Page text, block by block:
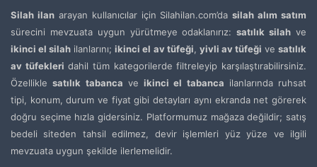
Silah ilanarayan kullanıcılar için Silahilan.com’dasilah alım satım
sürecini mevzuata uygun yürütmeye odaklanırız:satılık silah ve
ikinci el silah ilanlarını;ikinci el av tüfeği, yivli av tüfeği vesatılık
av tüfekleri dahil tüm kategorilerde filtreleyip karşılaştırabilirsiniz.
Özelliklesatılık tabanca ve ikinci el tabanca ilanlarında ruhsat
tipi, konum, durum ve fiyat gibi detayları aynı ekranda net görerek
doğru seçime hızla gidersiniz. Platformumuz mağaza değildir; satış
bedeli siteden tahsil edilmez, devir işlemleri yüz yüze ve ilgili
mevzuata uygun şekilde ilerlemelidir.